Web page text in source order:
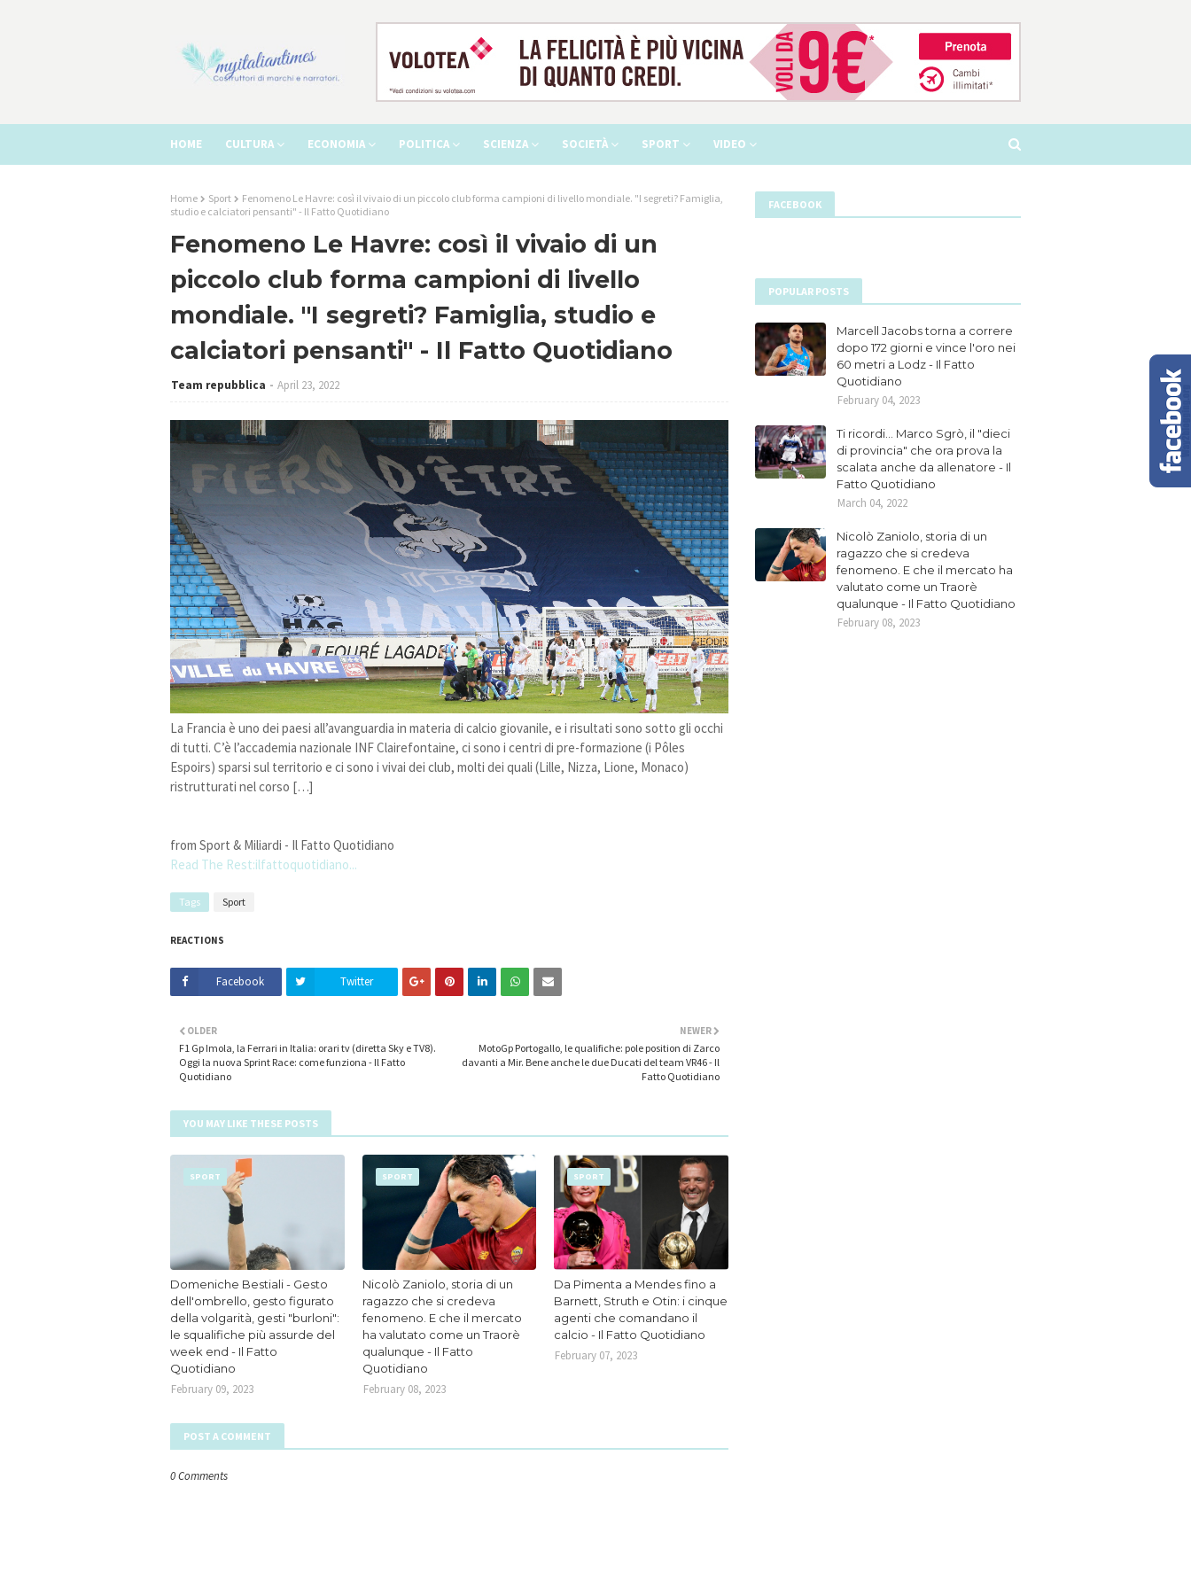
HOME CULTURA ECONOMIA POLITICA SCIENZA SOCIETÀ SPORT VIDEO
Home Sport
Fenomeno Le Havre: così il vivaio di un piccolo club forma campioni di livello mondiale. "I segreti? Famiglia,
studio e calciatori pensanti" - Il Fatto Quotidiano
Fenomeno Le Havre: così il vivaio di un
piccolo club forma campioni di livello
mondiale. "I segreti? Famiglia, studio e
calciatori pensanti" - Il Fatto Quotidiano
Team repubblica April 23, 2022
La Francia è uno dei paesi all’avanguardia in materia di calcio giovanile, e i risultati sono sotto gli occhi
di tutti. C’è l’accademia nazionale INF Clairefontaine, ci sono i centri di pre-formazione (i Pôles
Espoirs) sparsi sul territorio e ci sono i vivai dei club, molti dei quali (Lille, Nizza, Lione, Monaco)
ristrutturati nel corso […]
from Sport & Miliardi - Il Fatto Quotidiano
Read The Rest:ilfattoquotidiano...
Tags Sport
REACTIONS
Facebook Twitter
NEWER
MotoGp Portogallo, le qualifiche: pole position di Zarco
davanti a Mir. Bene anche le due Ducati del team VR46 - Il
Fatto Quotidiano
OLDER
F1 Gp Imola, la Ferrari in Italia: orari tv (diretta Sky e TV8).
Oggi la nuova Sprint Race: come funziona - Il Fatto
Quotidiano
YOU MAY LIKE THESE POSTS
SPORT
Domeniche Bestiali - Gesto
dell'ombrello, gesto figurato
della volgarità, gesti "burloni":
le squalifiche più assurde del
week end - Il Fatto
Quotidiano
February 09, 2023
SPORT
Nicolò Zaniolo, storia di un
ragazzo che si credeva
fenomeno. E che il mercato
ha valutato come un Traorè
qualunque - Il Fatto
Quotidiano
February 08, 2023
SPORT
Da Pimenta a Mendes fino a
Barnett, Struth e Otin: i cinque
agenti che comandano il
calcio - Il Fatto Quotidiano
February 07, 2023
POST A COMMENT
0 Comments
FACEBOOK
POPULAR POSTS
Marcell Jacobs torna a correre
dopo 172 giorni e vince l'oro nei
60 metri a Lodz - Il Fatto
Quotidiano
February 04, 2023
Ti ricordi... Marco Sgrò, il "dieci
di provincia" che ora prova la
scalata anche da allenatore - Il
Fatto Quotidiano
March 04, 2022
Nicolò Zaniolo, storia di un
ragazzo che si credeva
fenomeno. E che il mercato ha
valutato come un Traorè
qualunque - Il Fatto Quotidiano
February 08, 2023